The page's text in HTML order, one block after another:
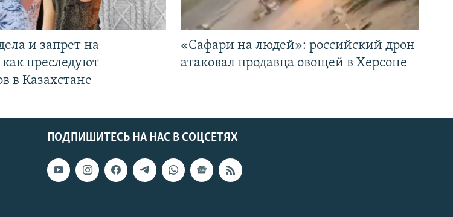
и запрет на
преследуют
в Казахстане
«Cафари на людей»: российский дрон
атаковал продавца овощей в Херсоне
ПОДПИШИТЕСЬ НА НАС В СОЦСЕТЯХ